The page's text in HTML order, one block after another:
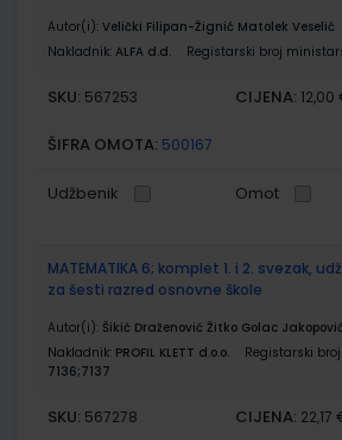
Autor(i): Velički Filipan-Žignić Matolek Veselić
Nakladnik: ALFA d.d. Registarski broj
SKU: 567253 CIJENA: 12,00
ŠIFRA OMOTA: 500167
Udžbenik Omot
MATEMATIKA 6; komplet 1. i 2. svezak,
za šesti razred osnovne škole
Autor(i): Šikić Draženović Žitko Golac
Nakladnik: PROFIL KLETT d.o.o.
Registarski
7136;7137
SKU: 567278 CIJENA: 22,17